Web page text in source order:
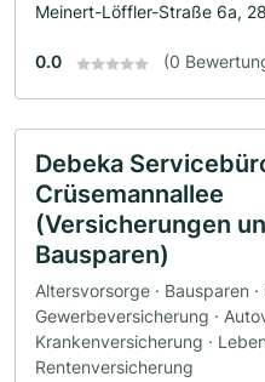
Meinert-Löffler-Straße 6a,
0.0 (0
Debeka
Crüsemannallee
(Versicherungen
Bausparen)
Altersvorsorge · Bausparen
Gewerbeversicherung ·
Krankenversicherung ·
Rentenversicherung